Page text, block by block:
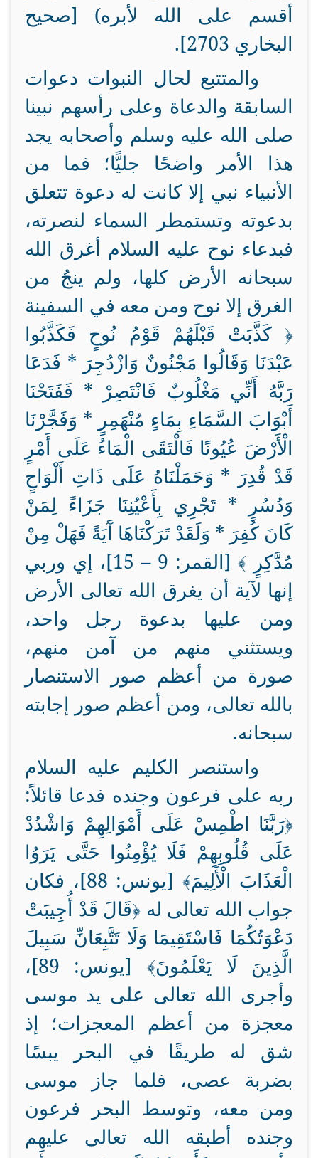
أقسم على الله لأبره) [صحيح
البخاري 2703].
والمتتبع لحال النبوات دعوات
السابقة والدعاة وعلى رأسهم نبينا
صلى الله عليه وسلم وأصحابه يجد
هذا الأمر واضحًا جليًّا؛ فما من
الأنبياء نبي إلا كانت له دعوة تتعلق
بدعوته وتستمطر السماء لنصرته،
فبدعاء نوح عليه السلام أغرق الله
سبحانه الأرض كلها، ولم ينجُ من
الغرق إلا نوح ومن معه في السفينة
﴿ كَذَّبَتْ قَبْلَهُمْ قَوْمُ نُوحٍ فَكَذَّبُوا
عَبْدَنَا وَقَالُوا مَجْنُونٌ وَازْدُجِرَ * فَدَعَا
رَبَّهُ أَنِّي مَغْلُوبٌ فَانْتَصِرْ * فَفَتَحْنَا
أَبْوَابَ السَّمَاءِ بِمَاءٍ مُنْهَمِرٍ * وَفَجَّرْنَا
الْأَرْضَ عُيُونًا فَالْتَقَى الْمَاءُ عَلَى أَمْرٍ
قَدْ قُدِرَ * وَحَمَلْنَاهُ عَلَى ذَاتِ أَلْوَاحٍ
وَدُسُرٍ * تَجْرِي بِأَعْيُنِنَا جَزَاءً لِمَنْ
كَانَ كُفِرَ * وَلَقَدْ تَرَكْنَاهَا آَيَةً فَهَلْ مِنْ
مُدَّكِرٍ ﴾ [القمر: 9 – 15]، إي وربي
إنها لآية أن يغرق الله تعالى الأرض
ومن عليها بدعوة رجل واحد،
ويستثني منهم من آمن منهم،
صورة من أعظم صور الاستنصار
بالله تعالى، ومن أعظم صور إجابته
سبحانه.
واستنصر الكليم عليه السلام
ربه على فرعون وجنده فدعا قائلاً:
﴿رَبَّنَا اطْمِسْ عَلَى أَمْوَالِهِمْ وَاشْدُدْ
عَلَى قُلُوبِهِمْ فَلَا يُؤْمِنُوا حَتَّى يَرَوُا
الْعَذَابَ الْأَلِيمَ﴾ [يونس: 88]، فكان
جواب الله تعالى له ﴿قَالَ قَدْ أُجِيبَتْ
دَعْوَتُكُمَا فَاسْتَقِيمَا وَلَا تَتَّبِعَانِّ سَبِيلَ
الَّذِينَ لَا يَعْلَمُونَ﴾ [يونس: 89]،
وأجرى الله تعالى على يد موسى
معجزة من أعظم المعجزات؛ إذ
شق له طريقًا في البحر يبسًا
بضربة عصى، فلما جاز موسى
ومن معه، وتوسط البحر فرعون
وجنده أطبقه الله تعالى عليهم